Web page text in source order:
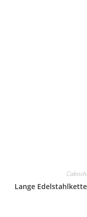
Lange